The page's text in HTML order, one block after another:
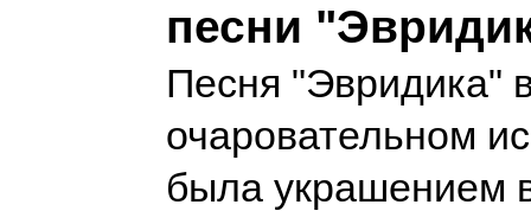
песни
Песня "Эвридика"
очаровательном
была украшением